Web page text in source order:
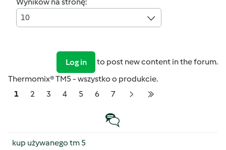
10
Log in
to post new content in the forum.
Thermomix® TM5 - wszystko o produkcie.
Pagination
Strona
1 Strona
2 Strona
3 Strona
4 Strona
5 Strona
6 Strona
7 Następna strona
Temat zwyczajny
kup używanego tm 5